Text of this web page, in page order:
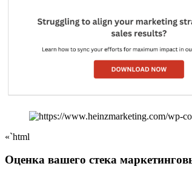
«`html
Оценка вашего стека